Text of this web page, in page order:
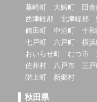
藤崎町
大鰐町 田
西津軽郡
北津軽郡
鶴田町
中泊町 十
七戸町
六戸町 横
おいらせ町
むつ市
佐井村
八戸市 三
階上町
新郷村
秋田県